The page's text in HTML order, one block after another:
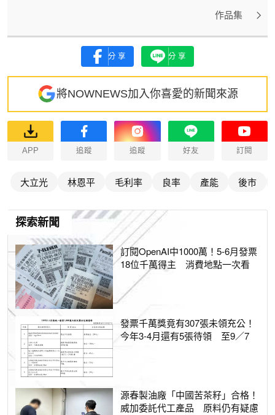
作品集
分享 分享
將NOWNEWS加入你喜愛的新聞來源
APP 追蹤 追蹤 好友 訂閱
大立光 林恩平 毛利率 良率 產能 後市
探索新聞
訂閱OpenAI中1000萬！5-6月發票
18位千萬得主 消費地點一次看
發票千萬獎竟有307張未領充公！
今年3-4月還有5張待領 至9／7
源春製油廠「中國苦茶籽」合格！
威加委託代工產品 原料仍有疑慮